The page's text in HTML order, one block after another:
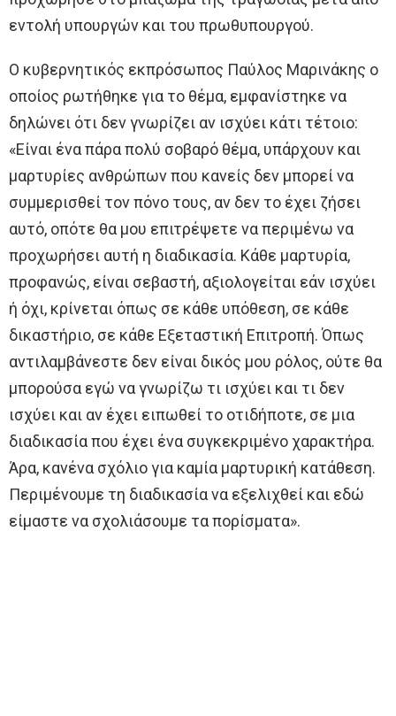
εντολή υπουργών και του πρωθυπουργού.
Ο κυβερνητικός εκπρόσωπος Παύλος Μαρινάκης ο
οποίος ρωτήθηκε για το θέμα, εμφανίστηκε να
δηλώνει ότι δεν γνωρίζει αν ισχύει κάτι τέτοιο:
«Είναι ένα πάρα πολύ σοβαρό θέμα, υπάρχουν και
μαρτυρίες ανθρώπων που κανείς δεν μπορεί να
συμμερισθεί τον πόνο τους, αν δεν το έχει ζήσει
αυτό, οπότε θα μου επιτρέψετε να περιμένω να
προχωρήσει αυτή η διαδικασία. Κάθε μαρτυρία,
προφανώς, είναι σεβαστή, αξιολογείται εάν ισχύει
ή όχι, κρίνεται όπως σε κάθε υπόθεση, σε κάθε
δικαστήριο, σε κάθε Εξεταστική Επιτροπή. Όπως
αντιλαμβάνεστε δεν είναι δικός μου ρόλος, ούτε θα
μπορούσα εγώ να γνωρίζω τι ισχύει και τι δεν
ισχύει και αν έχει ειπωθεί το οτιδήποτε, σε μια
διαδικασία που έχει ένα συγκεκριμένο χαρακτήρα.
Άρα, κανένα σχόλιο για καμία μαρτυρική κατάθεση.
Περιμένουμε τη διαδικασία να εξελιχθεί και εδώ
είμαστε να σχολιάσουμε τα πορίσματα».